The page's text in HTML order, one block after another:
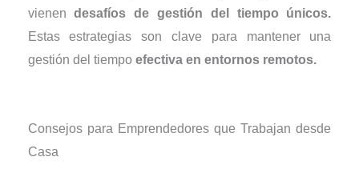
vienendesafíos de gestión del tiempo únicos.
Estas estrategias son clave para mantener una
gestión del tiempo efectiva en entornos remotos.
Consejos para Emprendedores que Trabajan desde
Casa